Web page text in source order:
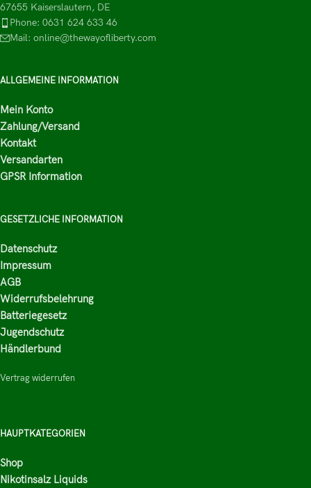
67655 Kaiserslautern, DE
Phone: 0631 624 633 46
Mail: online@thewayofliberty.com
ALLGEMEINE INFORMATION
Mein Konto
Zahlung/Versand
Kontakt
Versandarten
GPSR Information
GESETZLICHE INFORMATION
Datenschutz
Impressum
AGB
Widerrufsbelehrung
Batteriegesetz
Jugendschutz
Händlerbund
Vertrag widerrufen
HAUPTKATEGORIEN
Shop
Nikotinsalz Liquids